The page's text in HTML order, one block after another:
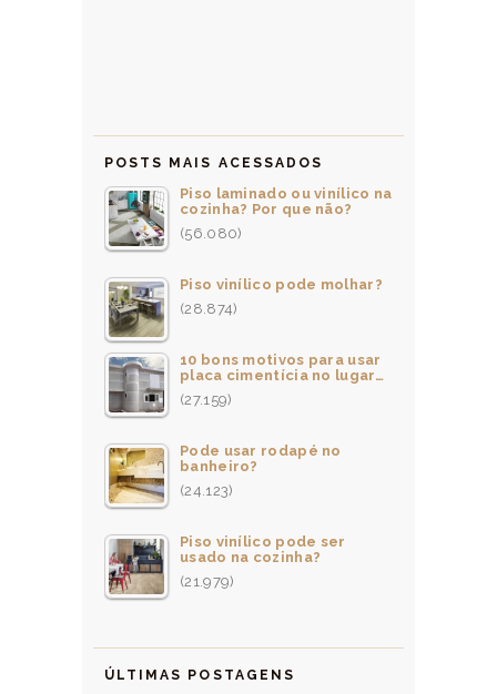
POSTS MAIS ACESSADOS
Piso laminado ou vinílico na
cozinha? Por que não?
(56.080)
Piso vinílico pode molhar?
(28.874)
10 bons motivos para usar
placa cimentícia no lugar…
(27.159)
Pode usar rodapé no
banheiro?
(24.123)
Piso vinílico pode ser
usado na cozinha?
(21.979)
ÚLTIMAS POSTAGENS